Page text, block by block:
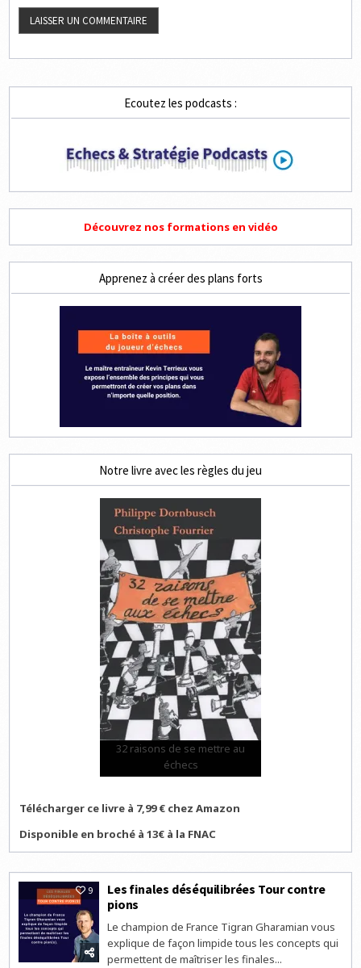
Ecoutez les podcasts :
Découvrez nos formations en vidéo
Apprenez à créer des plans forts
Notre livre avec les règles du jeu
32 raisons de se mettre au
échecs
Télécharger ce livre à 7,99 € chez Amazon
Disponible en broché à 13€ à la FNAC
9
Les finales déséquilibrées Tour contre
pions
Le champion de France Tigran Gharamian vous
explique de façon limpide tous les concepts qui
permettent de maîtriser les finales...